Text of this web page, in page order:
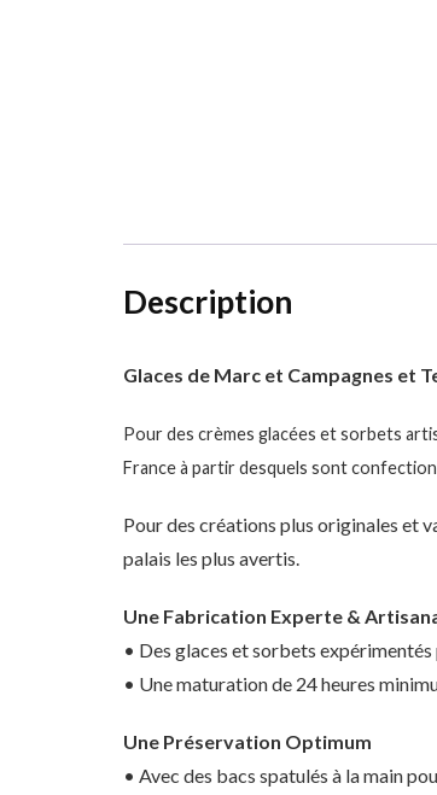
Description
Glaces de Marc et Campagnes et
Pour des crèmes glacées et sorbets
France à partir desquels sont
Pour des créations plus originales et
palais les plus avertis.
Une Fabrication Experte &
• Des glaces et sorbets
• Une maturation de 24 heures
Une Préservation Optimum
• Avec des bacs spatulés à la main